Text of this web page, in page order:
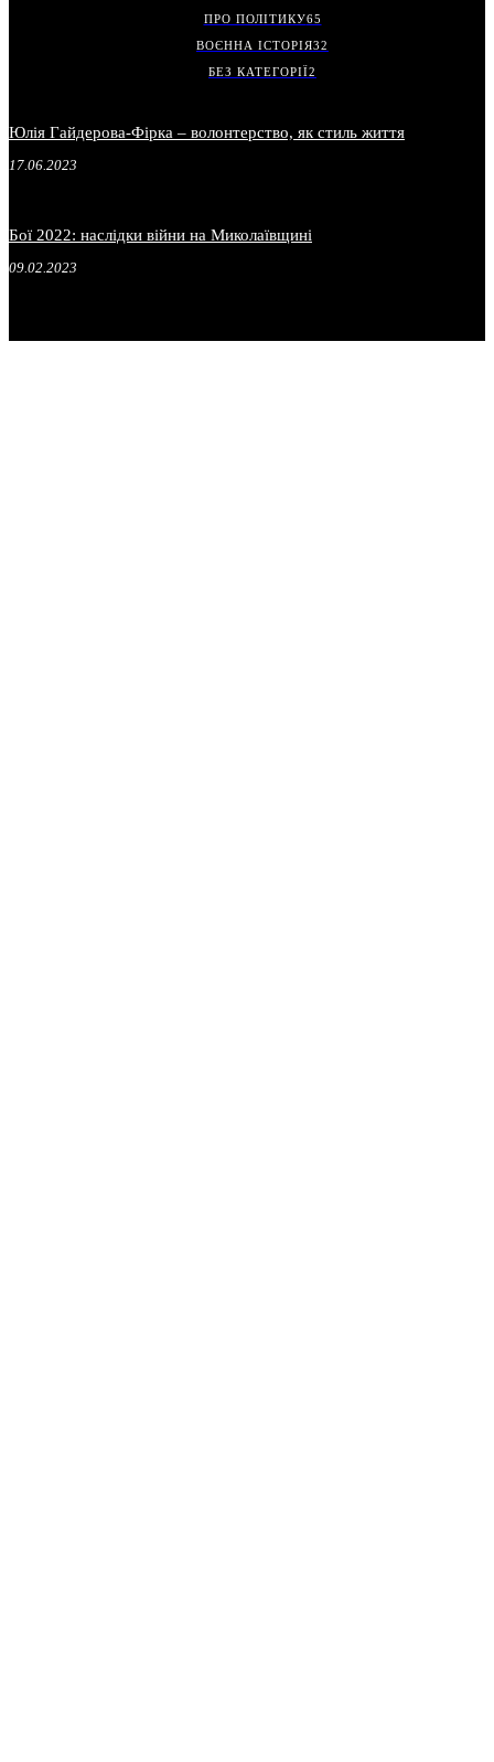
ПРО ПОЛІТИКУ65
ВОЄННА ІСТОРІЯ32
БЕЗ КАТЕГОРІЇ2
Юлія Гайдерова-Фірка – волонтерство, як стиль життя
17.06.2023
Бої 2022: наслідки війни на Миколаївщині
09.02.2023